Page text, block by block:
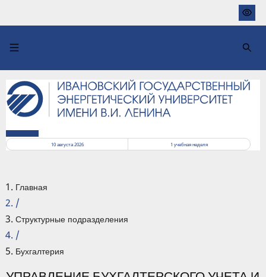
основному
10 августа 2026
1 учебная неделя
Главная
/
Структурные подразделения
/
Бухгалтерия